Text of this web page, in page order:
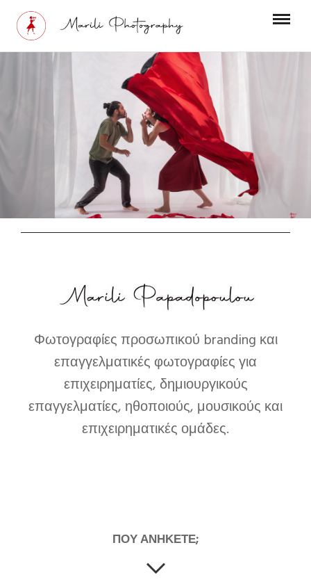
Φωτογραφίες προσωπικού branding και
επαγγελματικές φωτογραφίες για
επιχειρηματίες, δημιουργικούς
επαγγελματίες, ηθοποιούς, μουσικούς και
επιχειρηματικές ομάδες.
ΠΟΥ ΑΝΗΚΕΤΕ;